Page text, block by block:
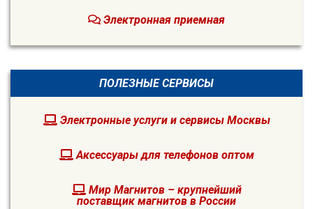
Электронная приемная
ПОЛЕЗНЫЕ СЕРВИСЫ
Электронные услуги и сервисы Москвы
Аксессуары для телефонов оптом
Мир Магнитов – крупнейший
поставщик магнитов в России